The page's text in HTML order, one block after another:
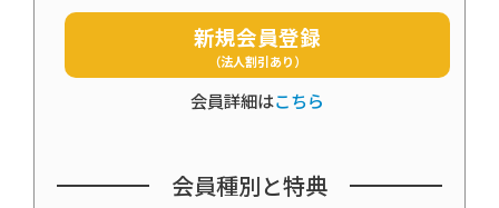
新規会員登録
（法人割引あり）
会員詳細はこちら
会員種別と特典